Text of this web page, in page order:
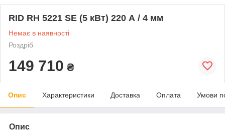
RID RH 5221 SE (5 кВт) 220 А / 4 мм
Немає в наявності
Роздріб
149 710 ₴
Опис Характеристики Доставка Оплата Умови
Опис